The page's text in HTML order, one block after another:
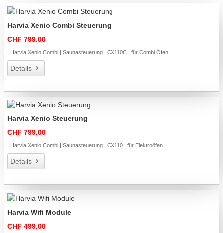
Harvia Xenio Combi Steuerung
CHF 799.00
| Harvia Xenio Combi | Saunasteuerung | CX110C | für Combi Öfen
Details
Harvia Xenio Steuerung
CHF 799.00
| Harvia Xenio Combi | Saunasteuerung | CX110 | für Elektroöfen
Details
Harvia Wifi Module
CHF 499.00